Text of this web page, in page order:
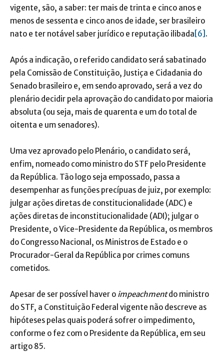
vigente, são, a saber: ter mais de trinta e cinco anos e
menos de sessenta e cinco anos de idade, ser brasileiro
nato e ter notável saber jurídico e reputação ilibada [6] .
Após a indicação, o referido candidato será sabatinado
pela Comissão de Constituição, Justiça e Cidadania do
Senado brasileiro e, em sendo aprovado, será a vez do
plenário decidir pela aprovação do candidato por maioria
absoluta (ou seja, mais de quarenta e um do total de
oitenta e um senadores).
Uma vez aprovado pelo Plenário, o candidato será,
enfim, nomeado como ministro do STF pelo Presidente
da República. Tão logo seja empossado, passa a
desempenhar as funções precípuas de juiz, por exemplo:
julgar ações diretas de constitucionalidade (ADC) e
ações diretas de inconstitucionalidade (ADI); julgar o
Presidente, o Vice-Presidente da República, os membros
do Congresso Nacional, os Ministros de Estado e o
Procurador-Geral da República por crimes comuns
cometidos.
Apesar de ser possível haver o impeachmentdo ministro
do STF, a Constituição Federal vigente não descreve as
hipóteses pelas quais poderá sofrer o impedimento,
conforme o fez com o Presidente da República, em seu
artigo 85.